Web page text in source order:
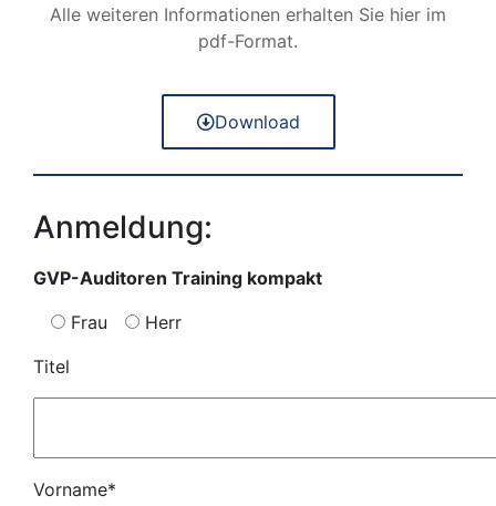
Alle weiteren Informationen erhalten Sie hier im
pdf-Format.
Download
Anmeldung:
GVP-Auditoren Training kompakt
Frau
Herr
Titel
Vorname*